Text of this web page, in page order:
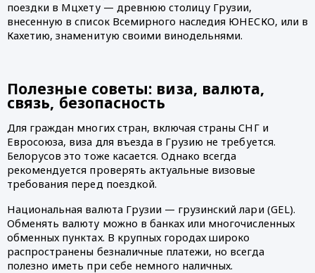
поездки в Мцхету — древнюю столицу Грузии,
внесенную в список Всемирного наследия ЮНЕСКО, или в
Кахетию, знаменитую своими винодельнями.
Полезные советы: виза, валюта,
связь, безопасность
Для граждан многих стран, включая страны СНГ и
Евросоюза, виза для въезда в Грузию не требуется.
Белорусов это тоже касается. Однако всегда
рекомендуется проверять актуальные визовые
требования перед поездкой.
Национальная валюта Грузии — грузинский лари (GEL).
Обменять валюту можно в банках или многочисленных
обменных пунктах. В крупных городах широко
распространены безналичные платежи, но всегда
полезно иметь при себе немного наличных.